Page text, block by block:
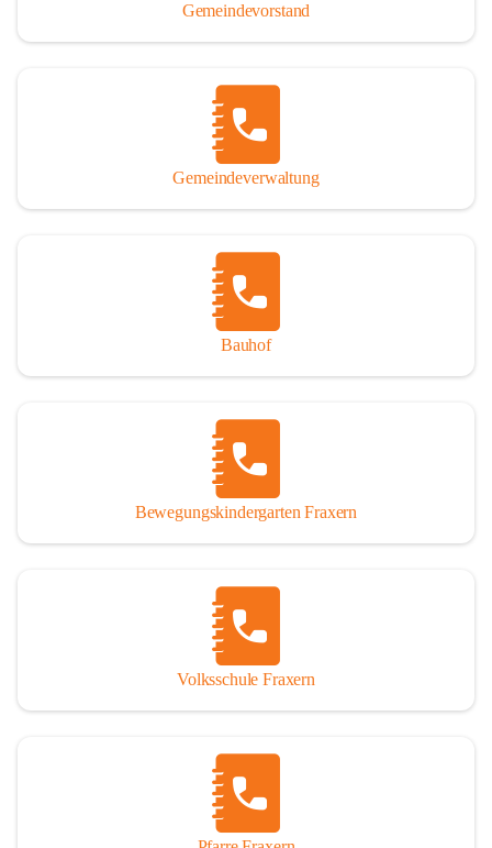
Gemeindevorstand
Gemeindeverwaltung
Bauhof
Bewegungskindergarten Fraxern
Volksschule Fraxern